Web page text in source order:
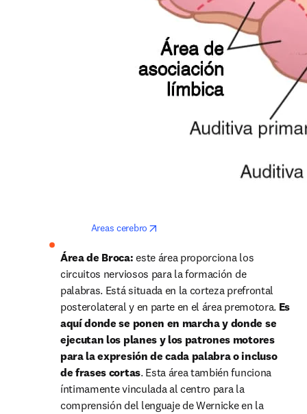
Areas cerebro
Área de Broca: este área proporciona los
circuitos nerviosos para la formación de
palabras. Está situada en la corteza prefrontal
posterolateral y en parte en el área premotora. Es
aquí donde se ponen en marcha y donde se
ejecutan los planes y los patrones motores
para la expresión de cada palabra o incluso
de frases cortas. Esta área también funciona
íntimamente vinculada al centro para la
comprensión del lenguaje de Wernicke en la